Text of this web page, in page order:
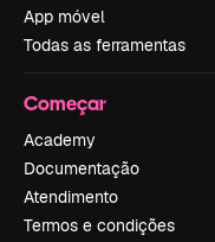
App móvel
Todas as ferramentas
Começar
Academy
Documentação
Atendimento
Termos e condições